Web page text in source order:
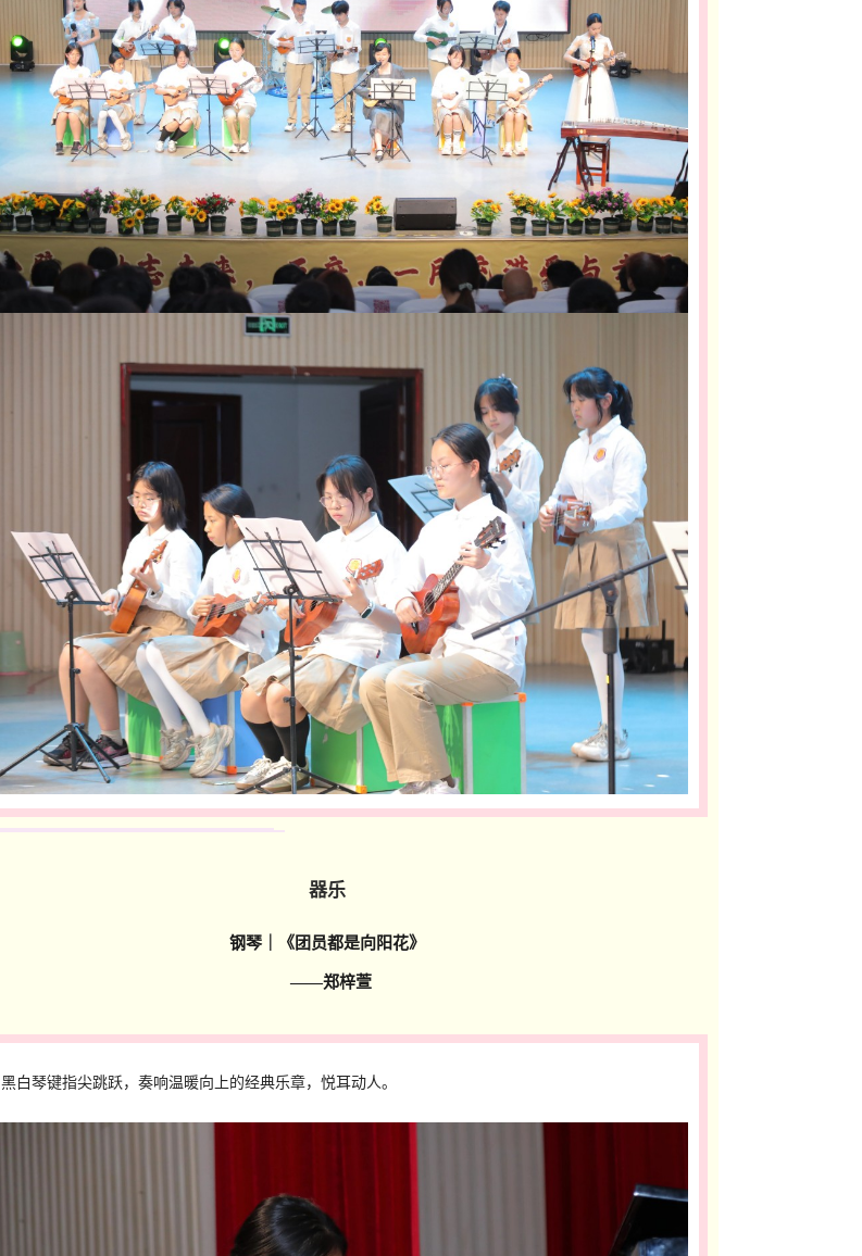
器乐
钢琴｜ 《团员都是向阳花》
——郑梓萱
黑白琴键指尖跳跃，奏响温暖向上的经典乐章，悦耳动人。